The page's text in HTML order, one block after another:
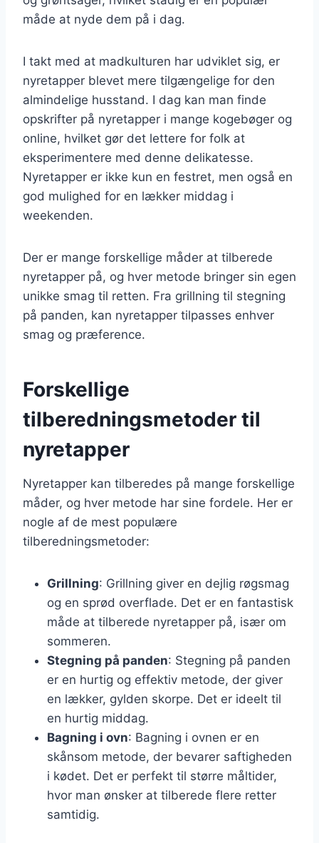
måde at nyde dem på i dag.
I takt med at madkulturen har udviklet sig, er
nyretapper blevet mere tilgængelige for den
almindelige husstand. I dag kan man finde
opskrifter på nyretapper i mange kogebøger og
online, hvilket gør det lettere for folk at
eksperimentere med denne delikatesse.
Nyretapper er ikke kun en festret, men også en
god mulighed for en lækker middag i
weekenden.
Der er mange forskellige måder at tilberede
nyretapper på, og hver metode bringer sin egen
unikke smag til retten. Fra grillning til stegning
på panden, kan nyretapper tilpasses enhver
smag og præference.
Forskellige
tilberedningsmetoder til
nyretapper
Nyretapper kan tilberedes på mange forskellige
måder, og hver metode har sine fordele. Her er
nogle af de mest populære
tilberedningsmetoder:
Grillning: Grillning giver en dejlig røgsmag
og en sprød overflade. Det er en fantastisk
måde at tilberede nyretapper på, især om
sommeren.
Stegning på panden: Stegning på panden
er en hurtig og effektiv metode, der giver
en lækker, gylden skorpe. Det er ideelt til
en hurtig middag.
Bagning i ovn: Bagning i ovnen er en
skånsom metode, der bevarer saftigheden
i kødet. Det er perfekt til større måltider,
hvor man ønsker at tilberede flere retter
samtidig.